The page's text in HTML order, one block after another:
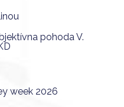
pohoda V.
week 2026